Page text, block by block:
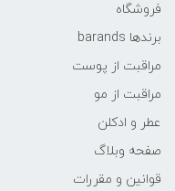
فروشگاه
برندها barands
مراقبت از پوست
مراقبت از مو
عطر و ادکلن
صفحه وبلاگ
قوانین و مقررات